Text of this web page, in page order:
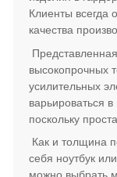
Клиенты всегда
качества
высокопрочных
усилительных
варьироваться
поскольку
Как и толщина
себя ноутбук